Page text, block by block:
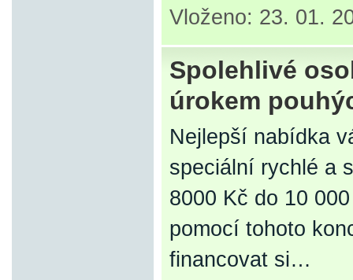
Vloženo: 23. 01.
Spolehlivé
úrokem
Nejlepší nabídka
speciální rychlé a
8000 Kč do 10
pomocí tohoto
financovat si…